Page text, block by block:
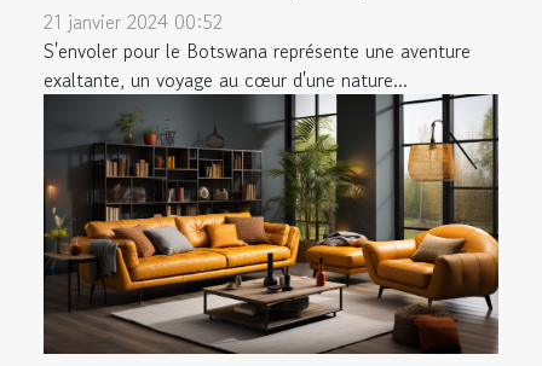
21 janvier 2024 00:52
S'envoler pour le Botswana représente une aventure
exaltante, un voyage au cœur d'une nature...